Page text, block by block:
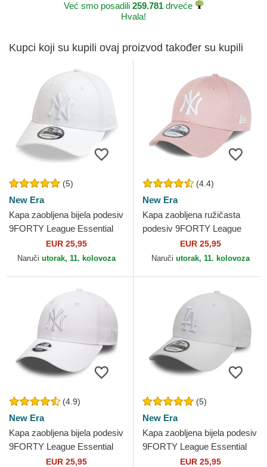
Već smo posadili 259.781drveće
Hvala!
Kupci koji su kupili ovaj proizvod također su kupili
(5)
New Era
Kapa zaobljena bijela podesiv
9FORTY League Essential
New York Yankees MLB
New Era
EUR 25,95
Naruči utorak, 11. kolovoza
(4.4)
New Era
Kapa zaobljena ružičasta
podesiv 9FORTY League
Essential New York Yankees
MLB New Era
EUR 25,95
Naruči utorak, 11. kolovoza
(4.9)
New Era
Kapa zaobljena bijela podesiv
9FORTY League Essential
New York Yankees MLB
EUR 25,95
(5)
New Era
Kapa zaobljena bijela podesiv
9FORTY League Essential
Los Angeles Dodgers MLB
EUR 25,95